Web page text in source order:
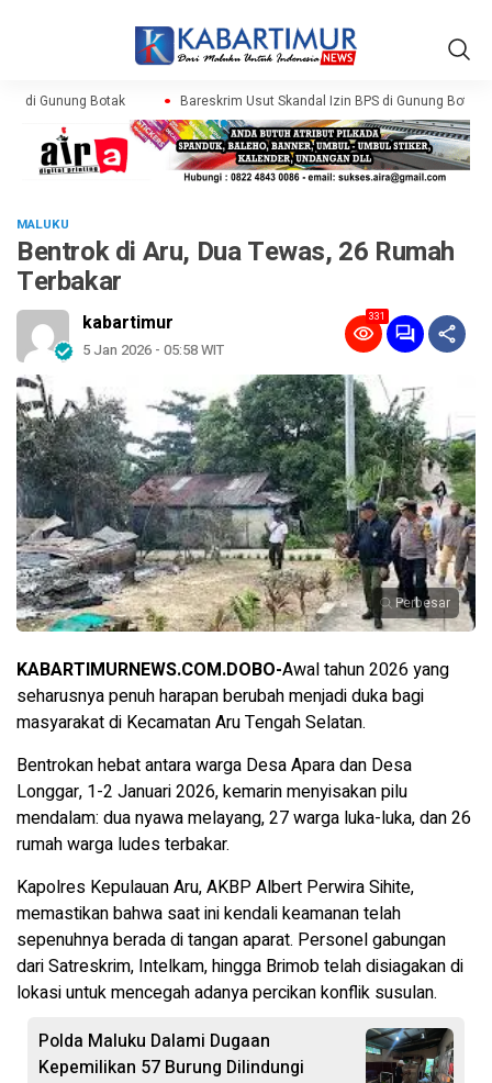
di Gunung Botak Bareskrim Usut Skandal Izin BPS di Gunung Botak
MALUKU
Bentrok di Aru, Dua Tewas, 26 Rumah
Terbakar
kabartimur
5 Jan 2026 - 05:58 WIT
331
Perbesar
KABARTIMURNEWS.COM.DOBO-Awal tahun 2026 yang
seharusnya penuh harapan berubah menjadi duka bagi
masyarakat di Kecamatan Aru Tengah Selatan.
Bentrokan hebat antara warga Desa Apara dan Desa
Longgar, 1-2 Januari 2026, kemarin menyisakan pilu
mendalam: dua nyawa melayang, 27 warga luka-luka, dan 26
rumah warga ludes terbakar.
Kapolres Kepulauan Aru, AKBP Albert Perwira Sihite,
memastikan bahwa saat ini kendali keamanan telah
sepenuhnya berada di tangan aparat. Personel gabungan
dari Satreskrim, Intelkam, hingga Brimob telah disiagakan di
lokasi untuk mencegah adanya percikan konflik susulan.
Polda Maluku Dalami Dugaan
Kepemilikan 57 Burung Dilindungi